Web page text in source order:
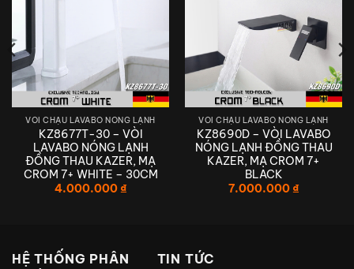
VÒI CHẬU LAVABO NÓNG LẠNH
KZ8677T-30 – VÒI
LAVABO NÓNG LẠNH
ĐỒNG THAU KAZER, MẠ
CROM 7+ WHITE – 30CM
4.000.000₫
VÒI CHẬU LAVABO NÓNG LẠNH
KZ8690D – VÒI LAVABO
NÓNG LẠNH ĐỒNG THAU
KAZER, MẠ CROM 7+
BLACK
7.000.000₫
HỆ THỐNG PHÂN
TIN TỨC